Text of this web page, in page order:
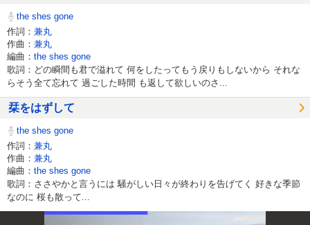
the shes gone
作詞： 兼丸
作曲： 兼丸
編曲： the shes gone
歌詞：どの瞬間も君で溢れて 何をしたってもう戻りもしないから それな
らそう全て忘れて 過ごした時間 も返して欲しいのさ...
栞をはずして
the shes gone
作詞： 兼丸
作曲： 兼丸
編曲： the shes gone
歌詞：ささやかと言うには 騒がしい日々が終わりを告げてく 好きな季節
なのに 桜も散って...